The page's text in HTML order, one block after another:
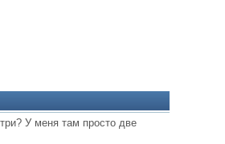
У меня там просто две